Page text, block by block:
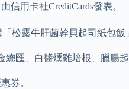
用卡社CreditCards發表。
松露牛肝菌幹貝起司紙包
總匯、白醬燻雞培根、臘
券。